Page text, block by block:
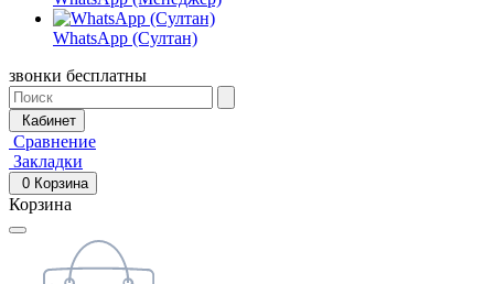
WhatsApp (Султан)
звонки бесплатны
Кабинет
Сравнение
Закладки
0 Корзина
Корзина